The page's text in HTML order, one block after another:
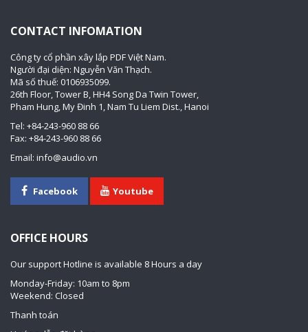
CONTACT INFOMATION
Công ty cổ phần xây lắp PDF Việt Nam.
Người đại diện: Nguyễn Văn Thạch.
Mã số thuế: 0106935099.
26th Floor, Tower B, HH4 Song Da Twin Tower,
Pham Hung, My Đinh 1, Nam Tu Liem Dist., Hanoi
Tel: +84-243-960 88 66
Fax: +84-243-960 88 66
Email: info@audio.vn
Facebook Youtube
OFFICE HOURS
Our support Hotline is available 8 Hours a day
Monday-Friday: 10am to 8pm
Weekend: Closed
Thanh toán